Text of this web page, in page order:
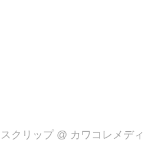
クリップ @ カワコレメディ